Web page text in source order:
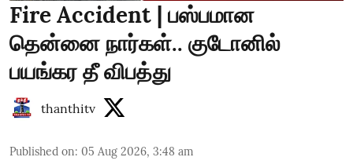
Fire Accident | பஸ்பமான
தென்னை நார்கள்.. குடோனில்
பயங்கர தீ விபத்து
thanthitv
Published on: 05 Aug 2026, 3:48 am